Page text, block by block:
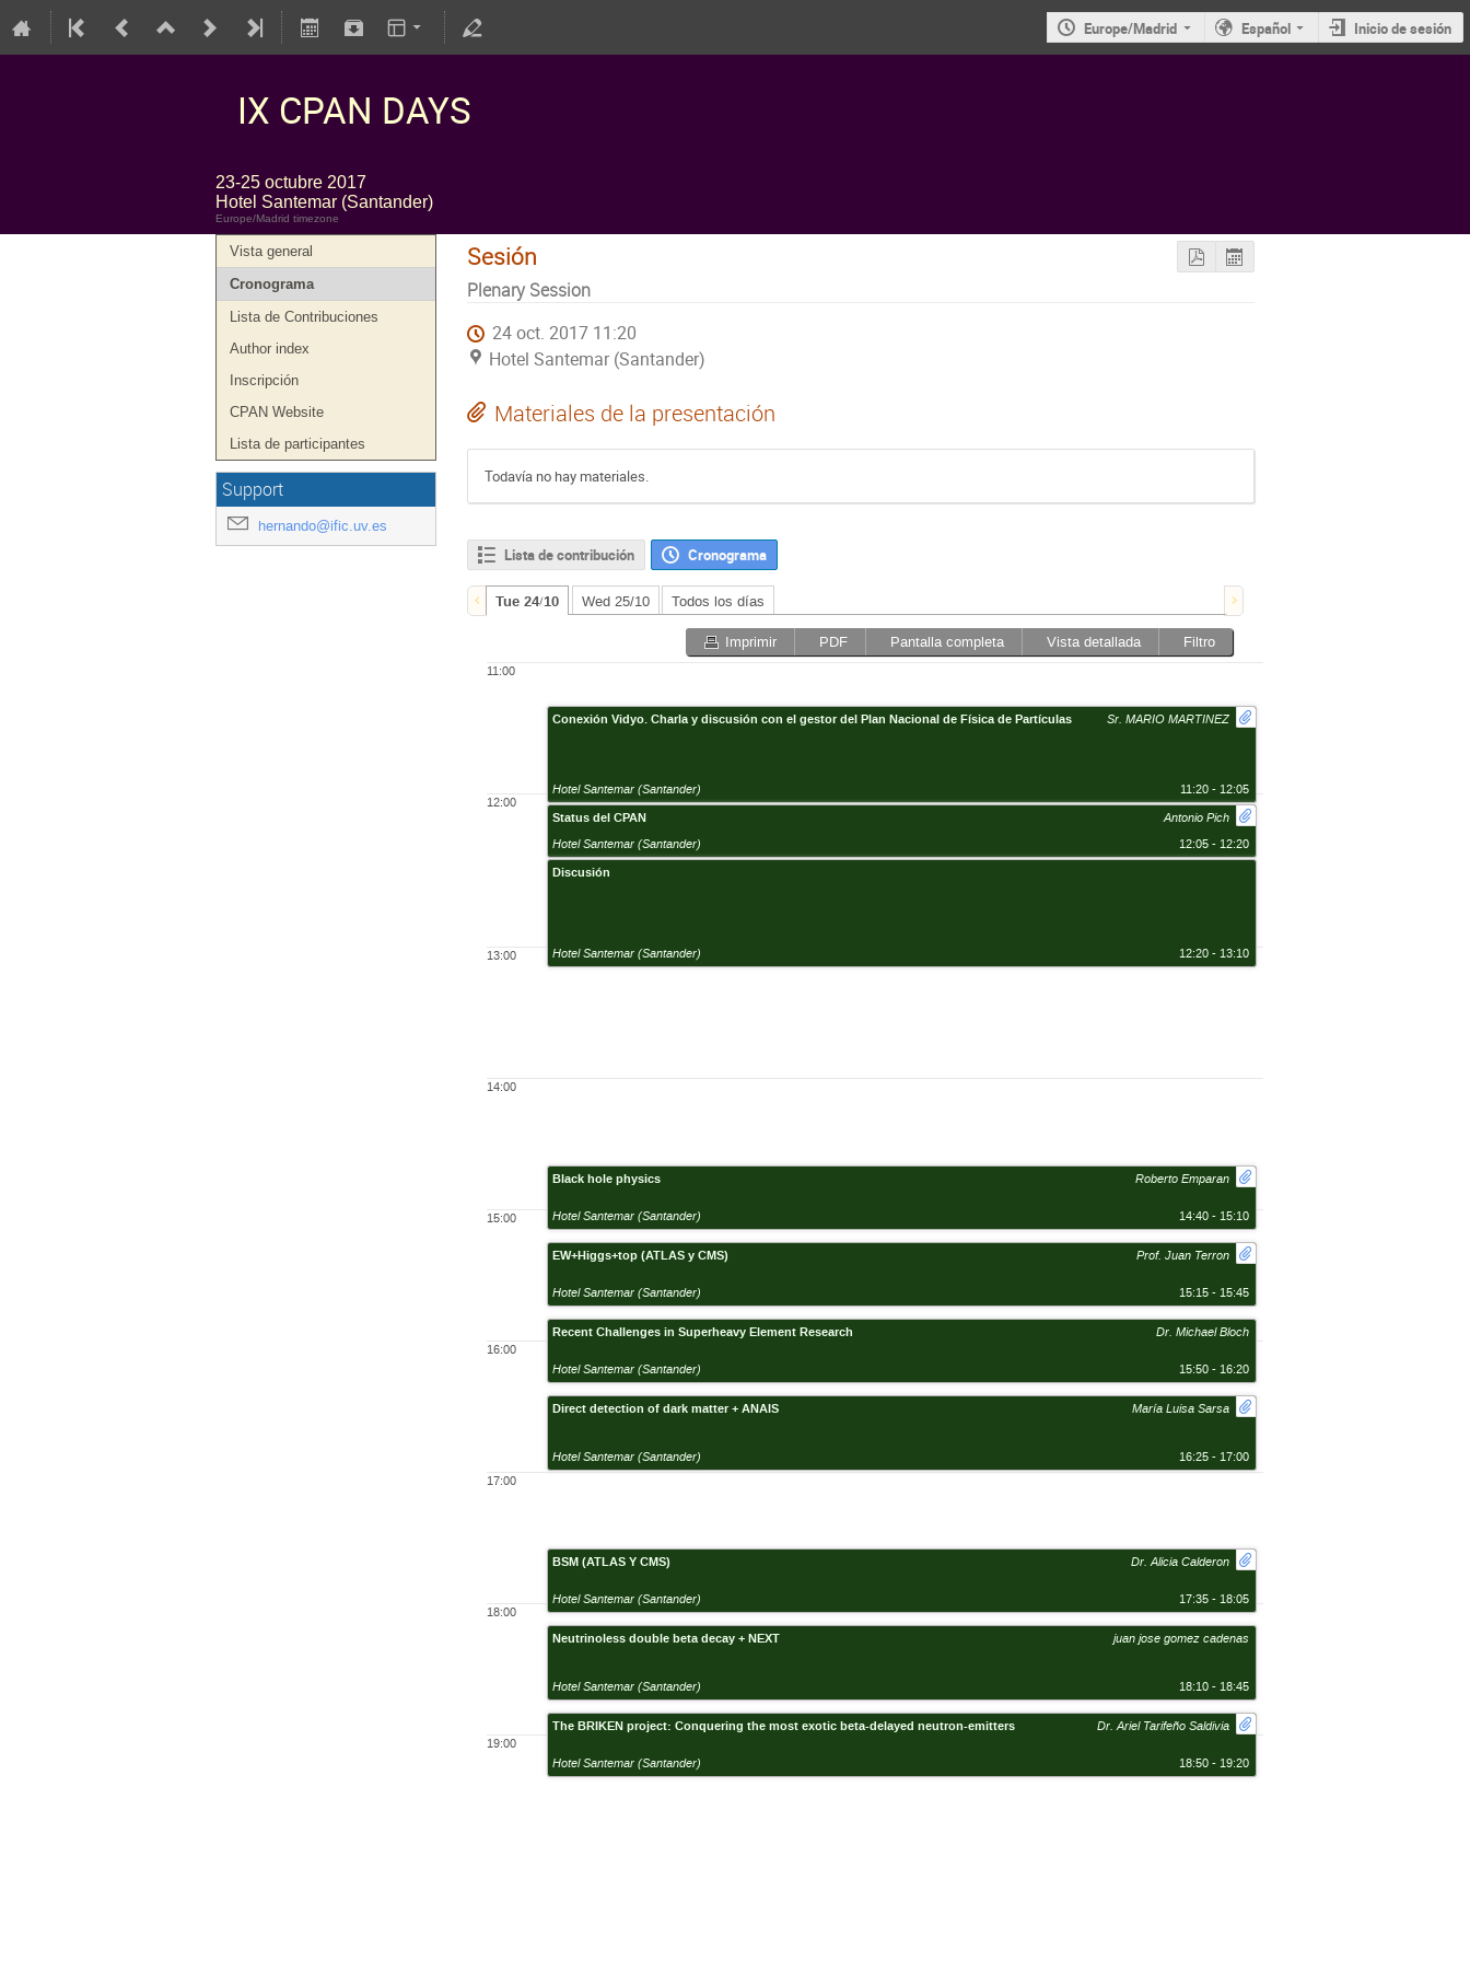
Europe/Madrid Español Inicio de sesión
IX CPAN DAYS
23-25 octubre 2017
Hotel Santemar (Santander)
Europe/Madrid timezone
Vista general
Cronograma
Lista de Contribuciones
Author index
Inscripción
CPAN Website
Lista de participantes
Support
hernando@ific.uv.es
Sesión
Plenary Session
24 oct. 2017 11:20
Hotel Santemar (Santander)
Materiales de la presentación
Todavía no hay materiales.
Lista de contribución Cronograma
Tue 24/10 Wed 25/10 Todos los días
Imprimir PDF Pantalla completa Vista detallada Filtro
11:00
12:00
13:00
14:00
15:00
16:00
17:00
18:00
19:00
Sr. MARIO MARTINEZ
Conexión Vidyo. Charla y discusión con el gestor del Plan Nacional de Física de Partículas
11:20 - 12:05
Hotel Santemar (Santander)
Antonio Pich
Status del CPAN
12:05 - 12:20
Hotel Santemar (Santander)
Discusión
12:20 - 13:10
Hotel Santemar (Santander)
Roberto Emparan
Black hole physics
14:40 - 15:10
Hotel Santemar (Santander)
Prof. Juan Terron
EW+Higgs+top (ATLAS y CMS)
15:15 - 15:45
Hotel Santemar (Santander)
Dr. Michael Bloch
Recent Challenges in Superheavy Element Research
15:50 - 16:20
Hotel Santemar (Santander)
María Luisa Sarsa
Direct detection of dark matter + ANAIS
16:25 - 17:00
Hotel Santemar (Santander)
Dr. Alicia Calderon
BSM (ATLAS Y CMS)
17:35 - 18:05
Hotel Santemar (Santander)
juan jose gomez cadenas
Neutrinoless double beta decay + NEXT
18:10 - 18:45
Hotel Santemar (Santander)
Dr. Ariel Tarifeño Saldivia
The BRIKEN project: Conquering the most exotic beta-delayed neutron-emitters
18:50 - 19:20
Hotel Santemar (Santander)